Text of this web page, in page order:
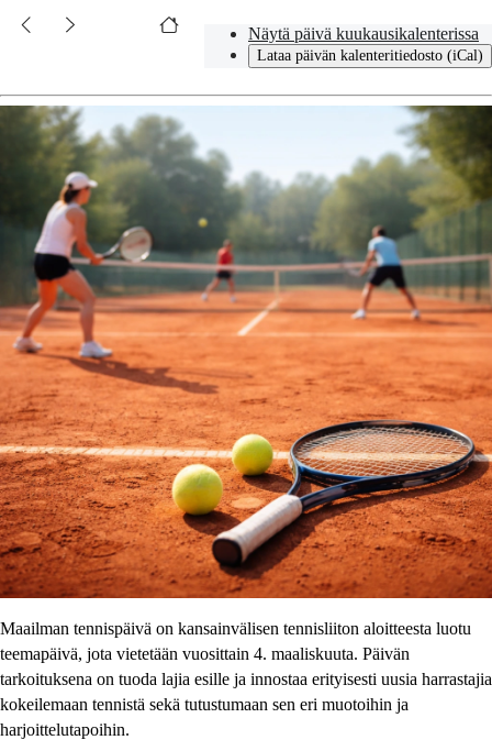
Näytä päivä kuukausikalenterissa
Lataa päivän kalenteritiedosto (iCal)
Maailman tennispäivä on kansainvälisen tennisliiton aloitteesta luotu
teemapäivä, jota vietetään vuosittain 4. maaliskuuta. Päivän
tarkoituksena on tuoda lajia esille ja innostaa erityisesti uusia harrastajia
kokeilemaan tennistä sekä tutustumaan sen eri muotoihin ja
harjoittelutapoihin.